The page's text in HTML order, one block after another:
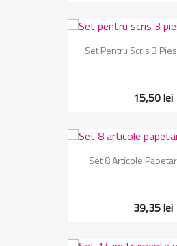
Set Pentru Scris 3
15,50 lei
Set 8 Articole
39,35 lei